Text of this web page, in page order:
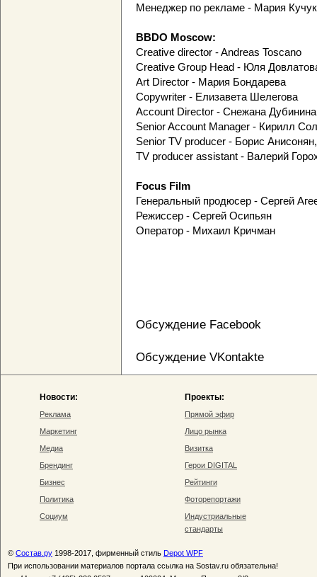
Менеджер по рекламе - Мария Кучук
BBDO Moscow:
Creative director - Andreas Toscano
Creative Group Head - Юля
Art Director - Мария Бондарева
Copywriter - Елизавета Шелегова
Account Director - Снежана Дубинина
Senior Account Manager - Кирилл
Senior TV producer - Борис
TV producer assistant - Валерий
Focus Film
Генеральный продюсер - Сергей
Режиссер - Сергей Осипьян
Оператор - Михаил Кричман
Обсуждение Facebook
Обсуждение VKontakte
Новости:
Реклама
Маркетинг
Медиа
Брендинг
Бизнес
Политика
Социум
Проекты:
Прямой эфир
Лицо рынка
Визитка
Герои DIGITAL
Рейтинги
Фоторепортажи
Индустриальные
стандарты
© Состав.ру 1998-2017, фирменный стиль Depot WPF
При использовании материалов портала ссылка на Sostav.ru обязательна!